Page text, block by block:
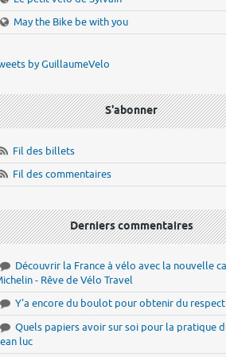
May the Bike be with you
by GuillaumeVelo
S'abonner
Fil des billets
Fil des commentaires
Derniers commentaires
Découvrir la France à vélo avec la nouvelle
- Rêve de Vélo Travel
Y'a encore du boulot pour obtenir du respect
Quels papiers avoir sur soi pour la pratique
luc